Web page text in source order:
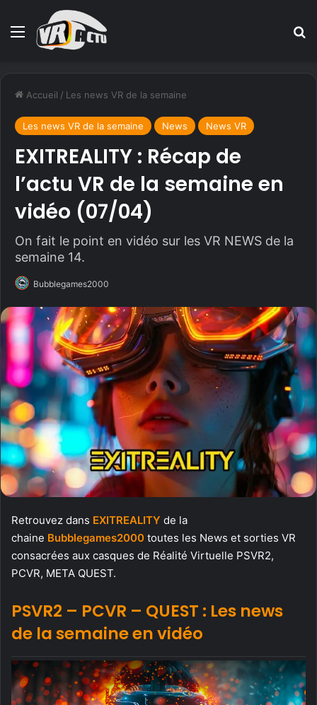
Menu
Accueil / Les news VR de la semaine
Les news VR de la semaine News News VR
EXITREALITY : Récap de
l’actu VR de la semaine en
vidéo (07/04)
On fait le point en vidéo sur les VR NEWS de la
semaine 14.
Bubblegames2000
Retrouvez dans EXITREALITY de la
chaine Bubblegames2000 toutes les News et sorties VR
consacrées aux casques de Réalité Virtuelle PSVR2,
PCVR, META QUEST.
PSVR2 – PCVR – QUEST : Les news
de la semaine en vidéo